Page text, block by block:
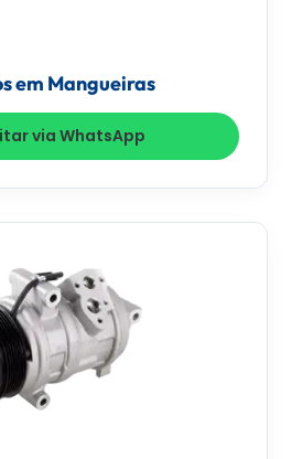
em Mangueiras
via WhatsApp